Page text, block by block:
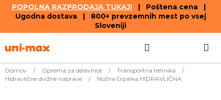
POPOLNA RAZPRODAJA TUKAJ!| Poštena cena |
Ugodna dostava | 800+ prevzemnih mest po vsej
Sloveniji
to
Domov / Oprema za delavnice / Transportna tehnika
/
Hidravlične dvižne naprave
/ Nožna črpalka HIDRAVLIČNA